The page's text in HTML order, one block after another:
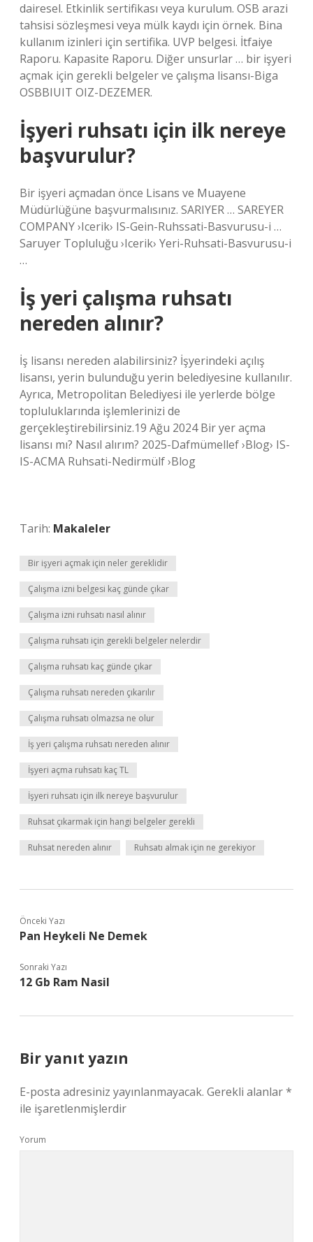
dairesel. Etkinlik sertifikası veya kurulum. OSB arazi
tahsisi sözleşmesi veya mülk kaydı için örnek. Bina
kullanım izinleri için sertifika. UVP belgesi. İtfaiye
Raporu. Kapasite Raporu. Diğer unsurlar … bir işyeri
açmak için gerekli belgeler ve çalışma lisansı-Biga
OSBBIUIT OIZ-DEZEMER.
İşyeri ruhsatı için ilk nereye
başvurulur?
Bir işyeri açmadan önce Lisans ve Muayene
Müdürlüğüne başvurmalısınız. SARIYER … SAREYER
COMPANY ›Icerik› IS-Gein-Ruhssati-Basvurusu-i …
Saruyer Topluluğu ›Icerik› Yeri-Ruhsati-Basvurusu-i
…
İş yeri çalışma ruhsatı
nereden alınır?
İş lisansı nereden alabilirsiniz? İşyerindeki açılış
lisansı, yerin bulunduğu yerin belediyesine kullanılır.
Ayrıca, Metropolitan Belediyesi ile yerlerde bölge
topluluklarında işlemlerinizi de
gerçekleştirebilirsiniz.19 Ağu 2024 Bir yer açma
lisansı mı? Nasıl alırım? 2025-Dafmümellef ›Blog› IS-
IS-ACMA Ruhsati-Nedirmülf ›Blog
Tarih: Makaleler
Bir işyeri açmak için neler gereklidir
Çalışma izni belgesi kaç günde çıkar
Çalışma izni ruhsatı nasıl alınır
Çalışma ruhsatı için gerekli belgeler nelerdir
Çalışma ruhsatı kaç günde çıkar
Çalışma ruhsatı nereden çıkarılır
Çalışma ruhsatı olmazsa ne olur
İş yeri çalışma ruhsatı nereden alınır
İşyeri açma ruhsatı kaç TL
İşyeri ruhsatı için ilk nereye başvurulur
Ruhsat çıkarmak için hangi belgeler gerekli
Ruhsat nereden alınır Ruhsatı almak için ne gerekiyor
Önceki Yazı
Pan Heykeli Ne Demek
Sonraki Yazı
12 Gb Ram Nasil
Bir yanıt yazın
E-posta adresiniz yayınlanmayacak. Gerekli alanlar*
ile işaretlenmişlerdir
Yorum